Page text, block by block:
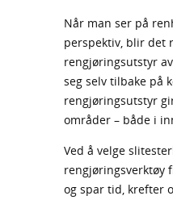
Når man ser på
perspektiv, blir det
rengjøringsutstyr
seg selv tilbake på
rengjøringsutstyr
områder – både i
Ved å velge
rengjøringsverktøy
og spar tid, krefter